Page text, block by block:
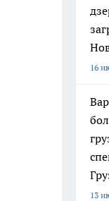
16
13